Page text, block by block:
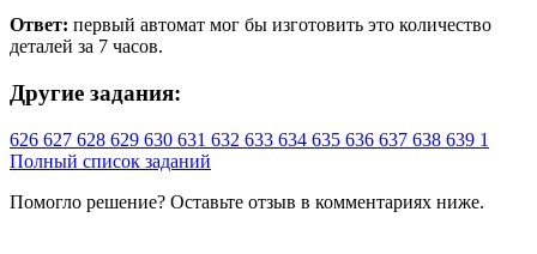
Ответ: первый автомат мог бы изготовить это количество
деталей за 7 часов.
Другие задания:
626 627 628 629 630 631 632 633 634 635 636 637 638 639 1
Полный список заданий
Помогло решение? Оставьте отзыв в комментариях ниже.